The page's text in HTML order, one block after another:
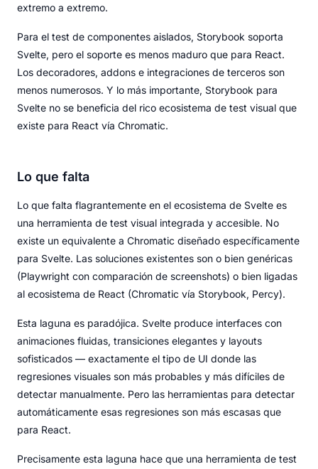
extremo a extremo.
Para el test de componentes aislados, Storybook soporta
Svelte, pero el soporte es menos maduro que para React.
Los decoradores, addons e integraciones de terceros son
menos numerosos. Y lo más importante, Storybook para
Svelte no se beneficia del rico ecosistema de test visual que
existe para React vía Chromatic.
Lo que falta
Lo que falta flagrantemente en el ecosistema de Svelte es
una herramienta de test visual integrada y accesible. No
existe un equivalente a Chromatic diseñado específicamente
para Svelte. Las soluciones existentes son o bien genéricas
(Playwright con comparación de screenshots) o bien ligadas
al ecosistema de React (Chromatic vía Storybook, Percy).
Esta laguna es paradójica. Svelte produce interfaces con
animaciones fluidas, transiciones elegantes y layouts
sofisticados — exactamente el tipo de UI donde las
regresiones visuales son más probables y más difíciles de
detectar manualmente. Pero las herramientas para detectar
automáticamente esas regresiones son más escasas que
para React.
Precisamente esta laguna hace que una herramienta de test